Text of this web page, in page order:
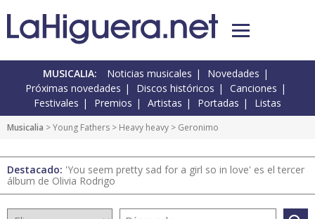
MUSICALIA: Noticias musicales
Novedades
Próximas novedades
Discos históricos
Canciones
Festivales
Premios Artistas Portadas Listas
Musicalia >Young Fathers > Heavy heavy > Geronimo
Destacado: 'You seem pretty sad for a girl so in love' es el tercer
álbum de Olivia Rodrigo